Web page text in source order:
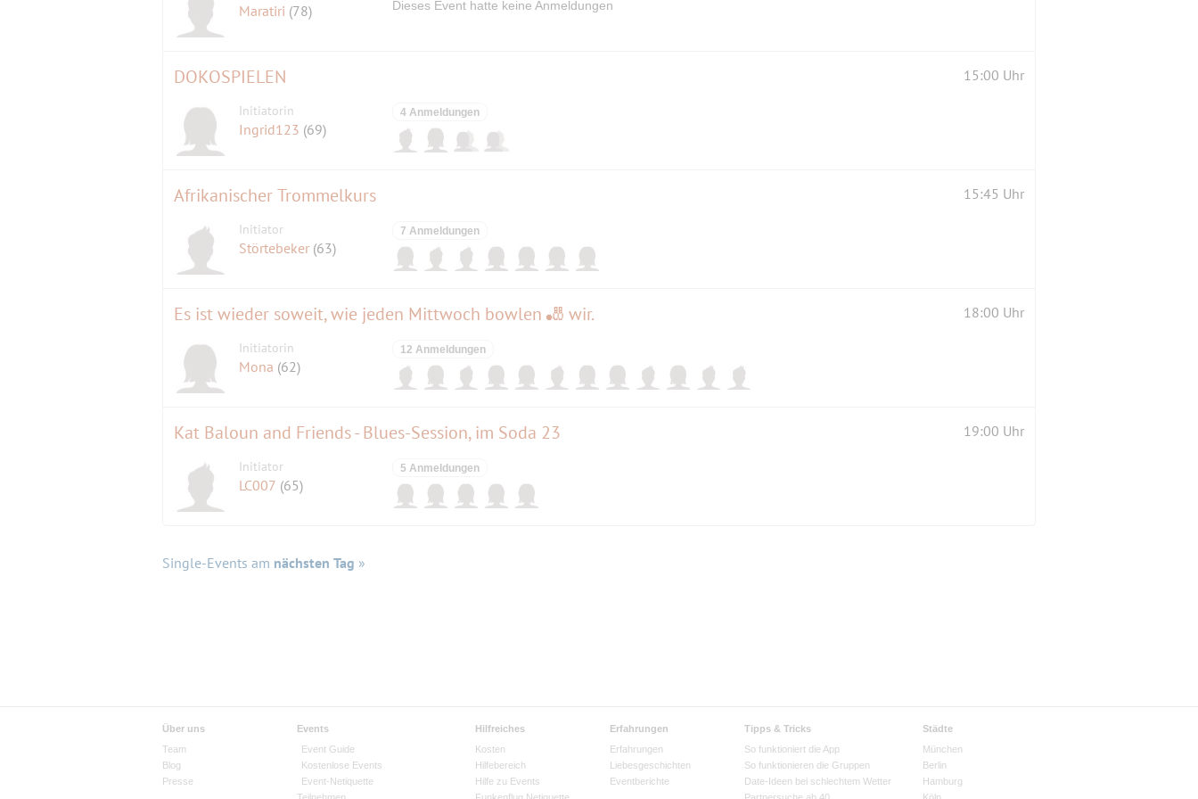
Hier der Link zu meinen Events im Vogler:
Maratiri (78) Dieses Event hatte keine Anmeldungen
DOKOSPIELEN 15:00 Uhr
Initiatorin
Ingrid123 (69)
4 Anmeldungen
Afrikanischer Trommelkurs 15:45 Uhr
Initiator
Störtebeker (63)
7 Anmeldungen
Es ist wieder soweit, wie jeden Mittwoch bowlen 🎳 wir. 18:00 Uhr
Initiatorin
Mona (62)
12 Anmeldungen
Kat Baloun and Friends - Blues-Session, im Soda 23 19:00 Uhr
Initiator
LC007 (65)
5 Anmeldungen
Single-Events am nächsten Tag »
Über uns
Team
Blog
Presse
Events
Event Guide
Kostenlose Events
Event-Netiquette
Hilfreiches
Kosten
Hilfebereich
Hilfe zu Events
Erfahrungen
Erfahrungen
Liebesgeschichten
Eventberichte
Tipps & Tricks
So funktioniert die App
So funktionieren die Gruppen
Date-Ideen bei schlechtem Wetter
Städte
München
Berlin
Hamburg